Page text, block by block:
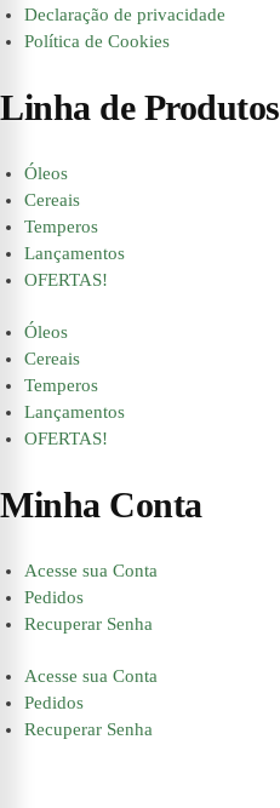
Declaração de privacidade
Política de Cookies
Linha de Produtos
Óleos
Cereais
Temperos
Lançamentos
OFERTAS!
Óleos
Cereais
Temperos
Lançamentos
OFERTAS!
Minha Conta
Acesse sua Conta
Pedidos
Recuperar Senha
Acesse sua Conta
Pedidos
Recuperar Senha